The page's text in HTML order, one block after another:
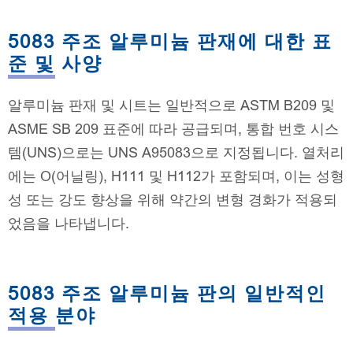
5083 주조 알루미늄 판재에 대한 표
준 및 사양
알루미늄 판재 및 시트는 일반적으로 ASTM B209 및
ASME SB 209 표준에 따라 공급되며, 통합 번호 시스
템(UNS)으로는 UNS A95083으로 지정됩니다. 열처리
에는 O(어닐링), H111 및 H112가 포함되며, 이는 성형
성 또는 강도 향상을 위해 약간의 변형 경화가 적용되
었음을 나타냅니다.
5083 주조 알루미늄 판의 일반적인
적용 분야